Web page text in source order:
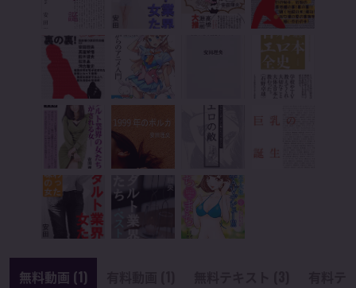
無料動画 (1)